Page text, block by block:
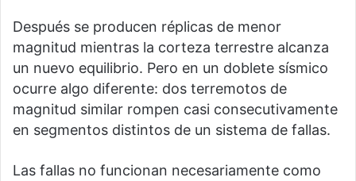
Después se producen réplicas de menor
magnitud mientras la corteza terrestre alcanza
un nuevo equilibrio. Pero en un doblete sísmico
ocurre algo diferente: dos terremotos de
magnitud similar rompen casi consecutivamente
en segmentos distintos de un sistema de fallas.
Las fallas no funcionan necesariamente como